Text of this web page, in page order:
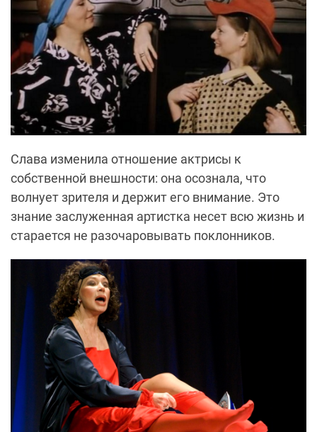
Слава изменила отношение актрисы к
собственной внешности: она осознала, что
волнует зрителя и держит его внимание. Это
знание заслуженная артистка несет всю жизнь и
старается не разочаровывать поклонников.